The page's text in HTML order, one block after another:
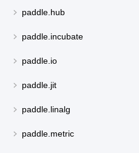
paddle.hub
paddle.incubate
paddle.io
paddle.jit
paddle.linalg
paddle.metric